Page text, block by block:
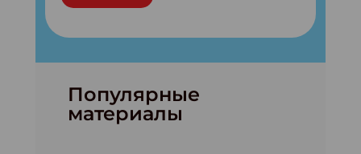
Популярные
материалы